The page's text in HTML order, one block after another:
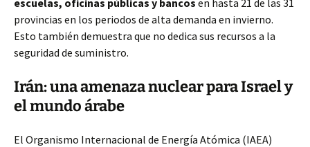
escuelas, oficinas públicas y bancos en hasta 21 de las 31
provincias en los periodos de alta demanda en invierno.
Esto también demuestra que no dedica sus recursos a la
seguridad de suministro.
Irán: una amenaza nuclear para Israel y
el mundo árabe
El Organismo Internacional de Energía Atómica (IAEA)